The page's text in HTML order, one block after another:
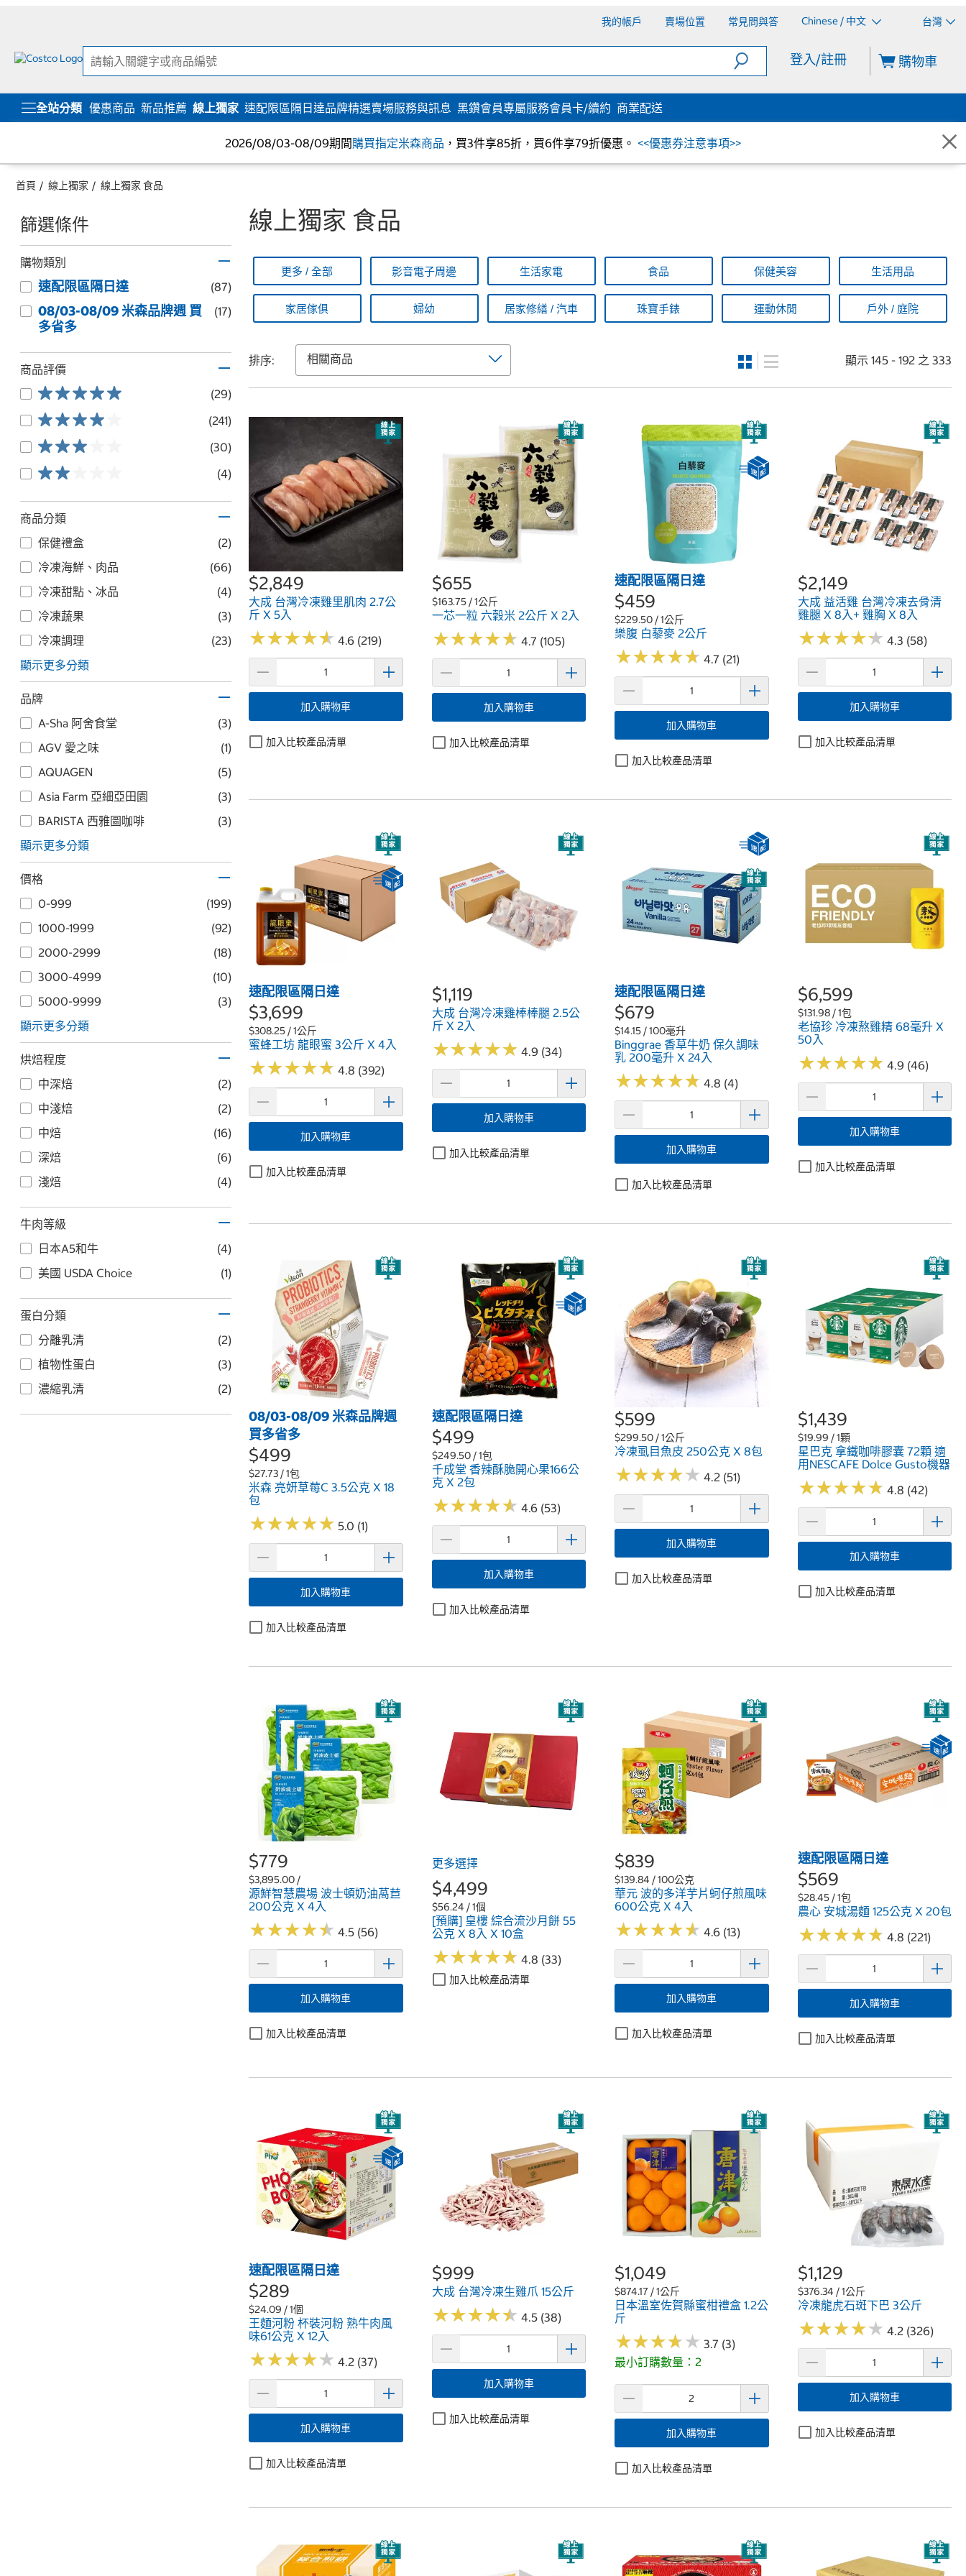
我的帳戶 賣場位置 常見問與答 Chinese / 中文 台灣
登入/註冊 購物車
全站分類 優惠商品 新品推薦 線上獨家 速配限區隔日達品牌精選賣場服務與訊息 黑鑽會員專屬服務會員卡/續約 商業配送
2026/08/03-08/09期間購買指定米森商品 ，買3件享85折，買6件享79折優惠。 <<優惠券注意事項>>
首頁 線上獨家 線上獨家 食品
篩選條件
購物類別
速配限區隔日達 (87)
08/03-08/09 米森品牌週 買
多省多
(17)
商品評價
(29)
(241)
(30)
(4)
商品分類
保健禮盒
(2)
冷凍海鮮、肉品
(66)
冷凍甜點、冰品
(4)
冷凍蔬果
(3)
冷凍調理
(23)
顯示更多分類
品牌
A-Sha 阿舍食堂
(3)
AGV 愛之味
(1)
AQUAGEN
(5)
Asia Farm 亞細亞田園
(3)
BARISTA 西雅圖咖啡
(3)
顯示更多分類
價格
0-999
(199)
1000-1999
(92)
2000-2999
(18)
3000-4999
(10)
5000-9999
(3)
顯示更多分類
烘焙程度
中深焙
(2)
中淺焙
(2)
中焙
(16)
深焙
(6)
淺焙
(4)
牛肉等級
日本A5和牛
(4)
美國 USDA Choice
(1)
蛋白分類
分離乳清
(2)
植物性蛋白
(3)
濃縮乳清
(2)
線上獨家 食品
更多 / 全部 影音電子周邊 生活家電 食品 保健美容 生活用品
家居傢俱 婦幼 居家修繕 / 汽車 珠寶手錶 運動休閒 戶外 / 庭院
排序: 顯示 145 - 192 之 333
$2,849
大成 台灣冷凍雞里肌肉 2.7公
斤 X 5入
★★★★★
★★★★★ 4.6 (219)
加入購物車
加入比較產品清單
$655
$163.75 / 1公斤
一芯一粒 六穀米 2公斤 X 2入
★★★★★
★★★★★ 4.7 (105)
加入購物車
加入比較產品清單
速配限區隔日達
$459
$229.50 / 1公斤
樂腹 白藜麥 2公斤
★★★★★
★★★★★ 4.7 (21)
加入購物車
加入比較產品清單
$2,149
大成 益活雞 台灣冷凍去骨清
雞腿 X 8入+ 雞胸 X 8入
★★★★★
★★★★★ 4.3 (58)
加入購物車
加入比較產品清單
速配限區隔日達
$3,699
$308.25 / 1公斤
蜜蜂工坊 龍眼蜜 3公斤 X 4入
★★★★★
★★★★★ 4.8 (392)
加入購物車
加入比較產品清單
$1,119
大成 台灣冷凍雞棒棒腿 2.5公
斤 X 2入
★★★★★
★★★★★ 4.9 (34)
加入購物車
加入比較產品清單
速配限區隔日達
$679
$14.15 / 100毫升
Binggrae 香草牛奶 保久調味
乳 200毫升 X 24入
★★★★★
★★★★★ 4.8 (4)
加入購物車
加入比較產品清單
$6,599
$131.98 / 1包
老協珍 冷凍熬雞精 68毫升 X
50入
★★★★★
★★★★★ 4.9 (46)
加入購物車
加入比較產品清單
08/03-08/09 米森品牌週
買多省多
$499
$27.73 / 1包
米森 亮妍草莓C 3.5公克 X 18
包
★★★★★
★★★★★ 5.0 (1)
加入購物車
加入比較產品清單
速配限區隔日達
$499
$249.50 / 1包
千成堂 香辣酥脆開心果166公
克 X 2包
★★★★★
★★★★★ 4.6 (53)
加入購物車
加入比較產品清單
$599
$299.50 / 1公斤
冷凍虱目魚皮 250公克 X 8包
★★★★★
★★★★★ 4.2 (51)
加入購物車
加入比較產品清單
$1,439
$19.99 / 1顆
星巴克 拿鐵咖啡膠囊 72顆 適
用NESCAFE Dolce Gusto機器
★★★★★
★★★★★ 4.8 (42)
加入購物車
加入比較產品清單
$779
$3,895.00 /
源鮮智慧農場 波士頓奶油萵苣
200公克 X 4入
★★★★★
★★★★★ 4.5 (56)
加入購物車
加入比較產品清單
更多選擇
$4,499
$56.24 / 1個
[預購] 皇樓 綜合流沙月餅 55
公克 X 8入 X 10盒
★★★★★
★★★★★ 4.8 (33)
加入比較產品清單
$839
$139.84 / 100公克
華元 波的多洋芋片蚵仔煎風味
600公克 X 4入
★★★★★
★★★★★ 4.6 (13)
加入購物車
加入比較產品清單
速配限區隔日達
$569
$28.45 / 1包
農心 安城湯麵 125公克 X 20包
★★★★★
★★★★★ 4.8 (221)
加入購物車
加入比較產品清單
速配限區隔日達
$289
$24.09 / 1個
王麵河粉 杯裝河粉 熟牛肉風
味61公克 X 12入
★★★★★
★★★★★ 4.2 (37)
加入購物車
加入比較產品清單
$999
大成 台灣冷凍生雞爪 15公斤
★★★★★
★★★★★ 4.5 (38)
加入購物車
加入比較產品清單
$1,049
$874.17 / 1公斤
日本溫室佐賀縣蜜柑禮盒 1.2公
斤
★★★★★
★★★★★ 3.7 (3)
最小訂購數量：2
加入購物車
加入比較產品清單
$1,129
$376.34 / 1公斤
冷凍龍虎石斑下巴 3公斤
★★★★★
★★★★★ 4.2 (326)
加入購物車
加入比較產品清單